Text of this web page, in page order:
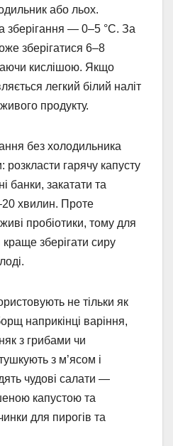
або льох.
зберігання — 0–5 °C. За
зберігатися 6–8
кислішою. Якщо
легкий білий наліт
продукту.
без холодильника
гарячу капусту
банки, закатати та
хвилин. Проте
пробіотики, тому для
краще зберігати сиру
не тільки як
наприкінці варіння,
з грибами чи
з м’ясом і
чудові салати —
капустою та
для пирогів та